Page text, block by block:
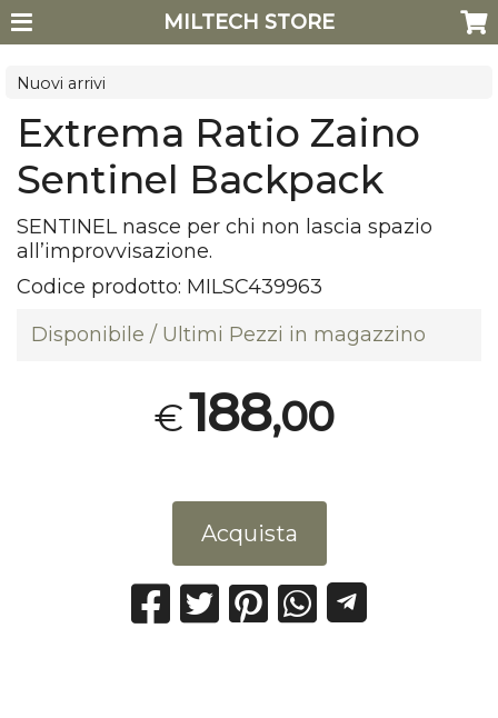
MILTECH STORE
Nuovi arrivi
Extrema Ratio Zaino
Sentinel Backpack
SENTINELnasce per chi non lascia spazio
all’improvvisazione.
Codice prodotto: MILSC439963
Disponibile / Ultimi Pezzi in magazzino
€188,00
Acquista